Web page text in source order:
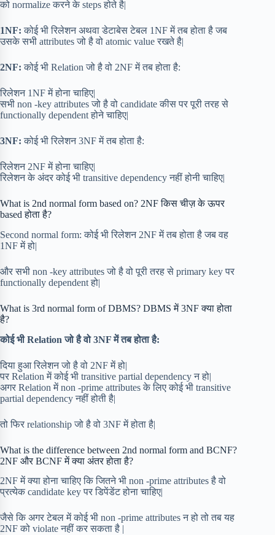
को normalize करने के steps होते है|
1NF:कोई भी रिलेशन अथवा डेटाबेस टेबल 1NF में तब होता है जब
उसके सभी attributes जो है वो atomic value रखते है|
2NF: कोई भी Relation जो है वो 2NF में तब होता है:
रिलेशन 1NF में होना चाहिए|
सभी non -key attributes जो है वो candidate कीस पर पूरी तरह से
functionally dependent होने चाहिए|
3NF: कोई भी रिलेशन 3NF में तब होता है:
रिलेशन 2NF में होना चाहिए|
रिलेशन के अंदर कोई भी transitive dependency नहीं होनी चाहिए|
What is 2nd normal form based on? 2NF किस चीज़ के ऊपर
based होता है?
Second normal form: कोई भी रिलेशन 2NF में तब होता है जब वह
1NF में हो|
और सभी non -key attributes जो है वो पूरी तरह से primary key पर
functionally dependent हो|
What is 3rd normal form of DBMS? DBMS में 3NF क्या होता
है?
कोई भी Relation जो है वो 3NF में तब होता है:
दिया हुआ रिलेशन जो है वो 2NF में हो|
पर Relation में कोई भी transitive partial dependency न हो|
अगर Relation में non -prime attributes के लिए कोई भी transitive
partial dependency नहीं होती है|
तो फिर relationship जो है वो 3NF में होता है|
What is the difference between 2nd normal form and BCNF?
2NF और BCNF में क्या अंतर होता है?
2NF में क्या होना चाहिए कि जितने भी non -prime attributes है वो
प्रत्येक candidate key पर डिपेंडेंट होना चाहिए|
जैसे कि अगर टेबल में कोई भी non -prime attributes न हो तो तब यह
2NF को violate नहीं कर सकता है |